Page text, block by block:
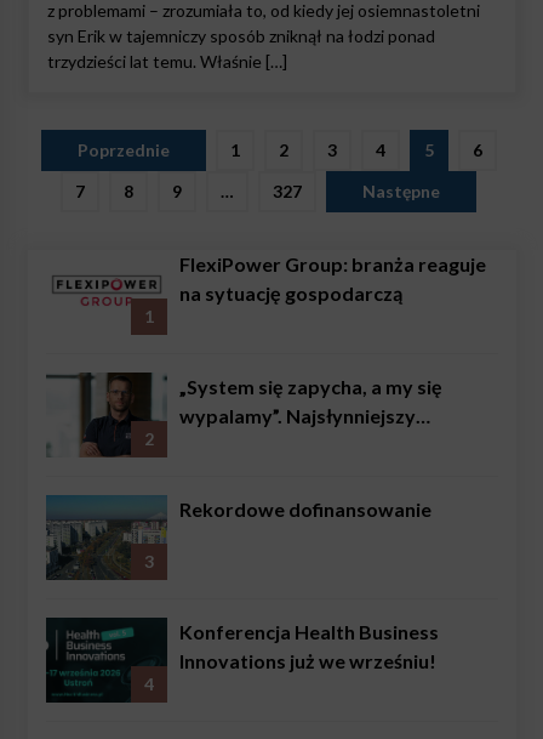
z problemami – zrozumiała to, od kiedy jej osiemnastoletni
syn Erik w tajemniczy sposób zniknął na łodzi ponad
trzydzieści lat temu. Właśnie […]
Stronicowanie
wpisów
Poprzednie 1 2 3 4 5
6
7
8 9 … 327 Następne
1
FlexiPower Group: branża reaguje
na sytuację gospodarczą
2
„System się zapycha, a my się
wypalamy”. Najsłynniejszy
problemem są nie tylko choroby
3
Rekordowe dofinansowanie
4
Konferencja Health Business
Innovations już we wrześniu!